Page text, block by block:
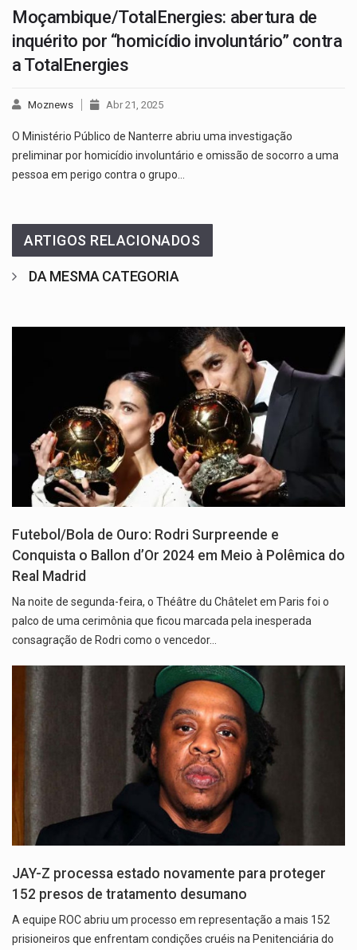
Moçambique/TotalEnergies: abertura de
inquérito por “homicídio involuntário” contra
a TotalEnergies
Moznews Abr 21, 2025
O Ministério Público de Nanterre abriu uma investigação
preliminar por homicídio involuntário e omissão de socorro a uma
pessoa em perigo contra o grupo…
ARTIGOS RELACIONADOS
DA MESMA CATEGORIA
Futebol/Bola de Ouro: Rodri Surpreende e
Conquista o Ballon d’Or 2024 em Meio à Polêmica do
Real Madrid
Na noite de segunda-feira, o Théâtre du Châtelet em Paris foi o
palco de uma cerimônia que ficou marcada pela inesperada
consagração de Rodri como o vencedor…
JAY-Z processa estado novamente para proteger
152 presos de tratamento desumano
A equipe ROC abriu um processo em representação a mais 152
prisioneiros que enfrentam condições cruéis na Penitenciária do